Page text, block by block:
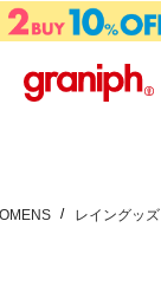
す
KIDS
レイングッズ